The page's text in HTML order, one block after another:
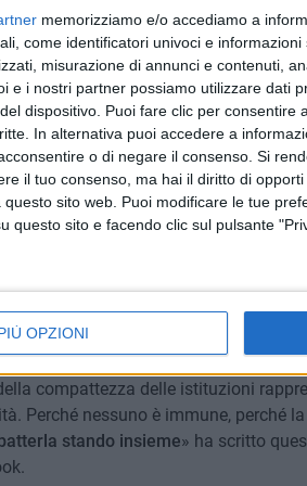
memorizziamo e/o accediamo a
come identificatori univoci e
misurazione di annunci e contenuti,
e i nostri partner possiamo utilizzare dati
dispositivo. Puoi fare clic per
In alternativa puoi accedere a
o di negare il consenso. Si
il tuo consenso, ma hai il diritto di
sito web. Puoi modificare le tue
questo sito e facendo clic sul pulsante
OPZIONI
chiesto ancora più coesione davanti
che questa regione ha già
Emiliano.
criminale che non siamo
ancora venuti a capo di un
mia. Non ci si difende facendosi
non dargli più neanche lo sguardo.
casa loro».
vicinanza alla comunità
.
per esprimere solidarietà e
compattezza delle istituzioni
Perché nessuno è immune, perché
stando insieme» ha scritto